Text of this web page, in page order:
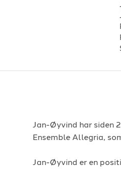
Jan-Øyvind har siden
Ensemble Allegria,
Jan-Øyvind er en